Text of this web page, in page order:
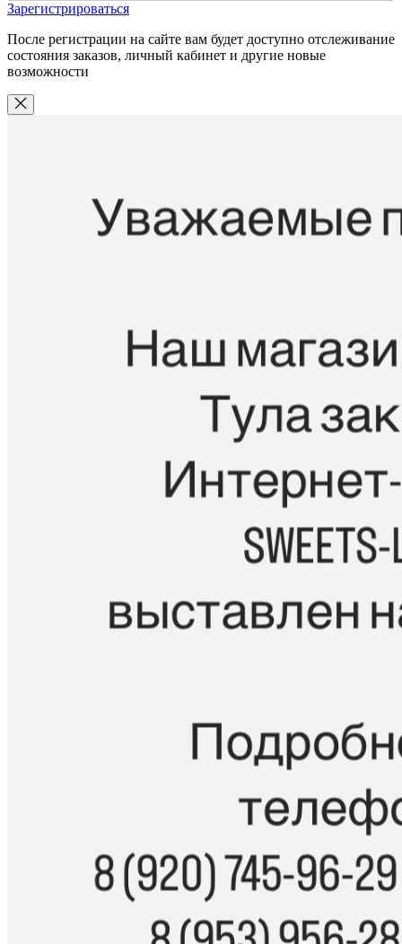
Зарегистрироваться
После регистрации на сайте вам будет доступно отслеживание
состояния заказов, личный кабинет и другие новые
возможности